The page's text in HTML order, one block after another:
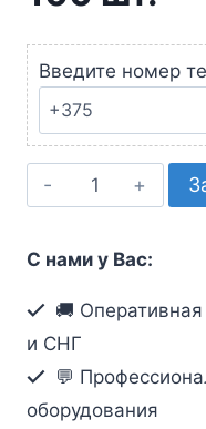
Введите номер
Количество
товара
3
прозрачный
(Чехол)
для
коннектора
С нами у Вас:
🚚
и СНГ
💬
оборудования